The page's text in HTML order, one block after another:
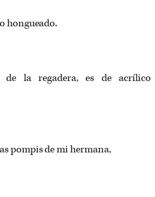
hongueado.
de la regadera, es de acrílico
pompis de mi hermana,